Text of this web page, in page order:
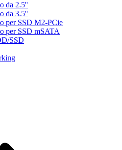
da 2.5''
da 3.5''
per SSD M2-PCie
per SSD mSATA
SSD